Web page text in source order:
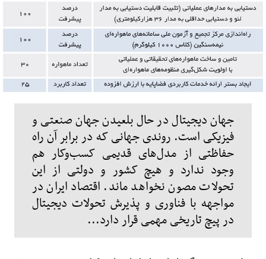
جهان دیجیتال در حال بلعیدن جهان صنعتی و
فیزیکی است. روندی جهانی که در برابر آن راه
حفاظتی از مدل‌های قدیمی کسب‌وکار هم
وجود ندارد و هیچ کشور و دولتی از این
تحولات مصون نخواهد ماند. اقتصاد ایران در
مواجهه با فناوری و پذیرش تحولات دیجیتال
در پیچ تاریخی مهمی قرار دارد...